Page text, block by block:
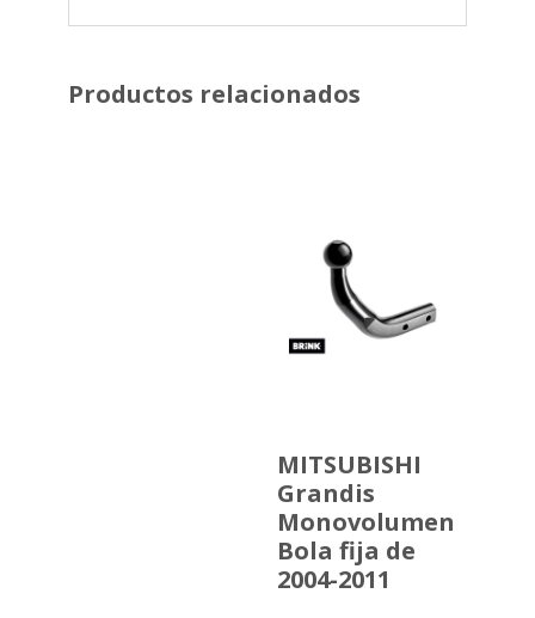
Productos relacionados
MITSUBISHI
Grandis
Monovolumen
Bola fija de
2004-2011